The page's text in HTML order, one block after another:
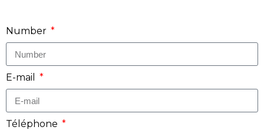
Number
E-mail
Téléphone